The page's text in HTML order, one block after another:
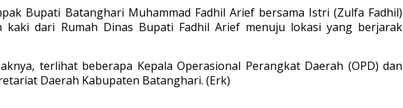
Bupati Batanghari Muhammad Fadhil Arief bersama Istri (Zulfa Fadhil)
kaki dari Rumah Dinas Bupati Fadhil Arief menuju lokasi yang berjarak
terlihat beberapa Kepala Operasional Perangkat Daerah (OPD) dan
Daerah Kabupaten Batanghari. (Erk)